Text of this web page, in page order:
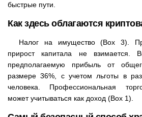
быстрые пути.
Как здесь облагаются
Налог на имущество (Box 3).
прирост капитала не взимается.
предполагаемую прибыль от
размере 36%, с учетом льготы в
человека. Профессиональная
может учитываться как доход (Box 1).